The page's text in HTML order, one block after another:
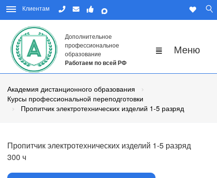
Клиентам
Дополнительное
профессиональное
образование
Работаем по всей РФ
Академия дистанционного образования
Курсы профессиональной переподготовки
Пропитчик электротехнических изделий 1-5 разряд
Пропитчик электротехнических изделий 1-5 разряд
300 ч